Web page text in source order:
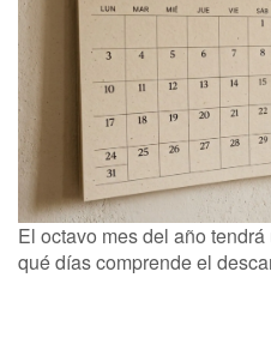
El octavo mes del año
qué días comprende el